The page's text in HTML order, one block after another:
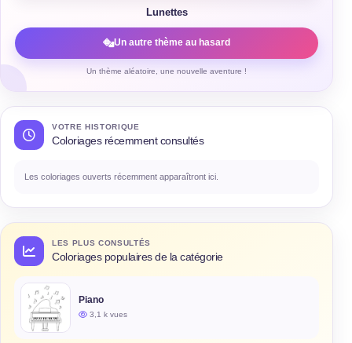
Lunettes
Un autre thème au hasard
Un thème aléatoire, une nouvelle aventure !
VOTRE HISTORIQUE
Coloriages récemment consultés
Les coloriages ouverts récemment apparaîtront ici.
LES PLUS CONSULTÉS
Coloriages populaires de la catégorie
Piano
3,1 k vues